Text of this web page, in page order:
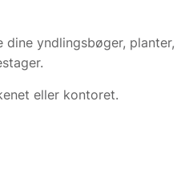
yndlingsbøger, planter,
eller kontoret.